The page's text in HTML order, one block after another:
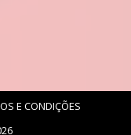
E CONDIÇÕES